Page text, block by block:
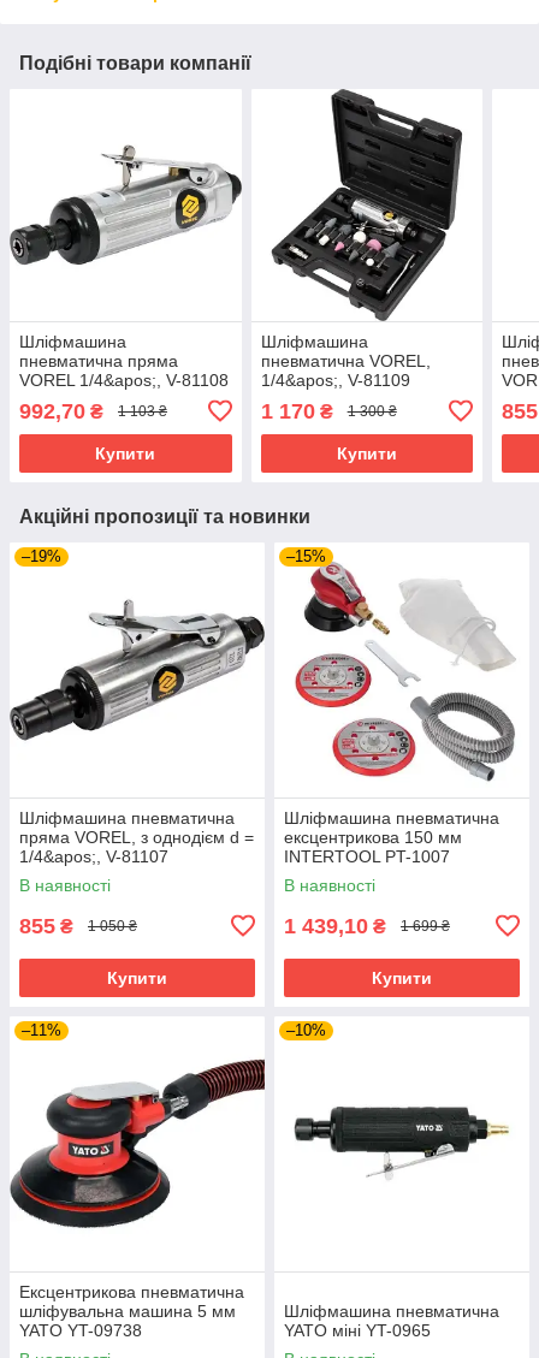
Подібні товари компанії
Шліфмашина
пневматична пряма
VOREL 1/4&apos;, V-81108
992,70 ₴ 1 103 ₴
Купити
Шліфмашина
пневматична VOREL,
1/4&apos;, V-81109
1 170₴ 1 300 ₴
Купити
855
Акційні пропозиції та новинки
–19%
Шліфмашина пневматична
пряма VOREL, з однодієм d =
1/4&apos;, V-81107
В наявності
855 ₴ 1 050 ₴
Купити
–15%
Шліфмашина пневматична
ексцентрикова 150 мм
INTERTOOL PT-1007
В наявності
1 439,10 ₴ 1 699 ₴
Купити
–11%
Ексцентрикова пневматична
шліфувальна машина 5 мм
YATO YT-09738
–10%
Шліфмашина пневматична
YATO міні YT-0965